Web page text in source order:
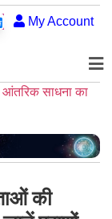
My Account
आंतरिक साधना का
की